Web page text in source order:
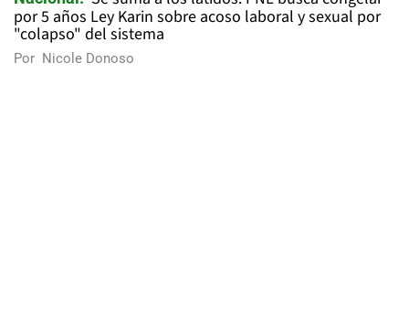
por 5 años Ley Karin sobre acoso laboral y sexual por
"colapso" del sistema
Por Nicole Donoso